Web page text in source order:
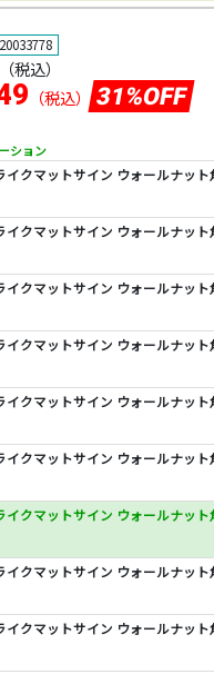
（税込）
（税込） 31%OFF
ション
イクマットサイン ウォールナット
イクマットサイン ウォールナット
イクマットサイン ウォールナット
イクマットサイン ウォールナット
イクマットサイン ウォールナット
イクマットサイン ウォールナット
イクマットサイン ウォールナット
イクマットサイン ウォールナット
イクマットサイン ウォールナット